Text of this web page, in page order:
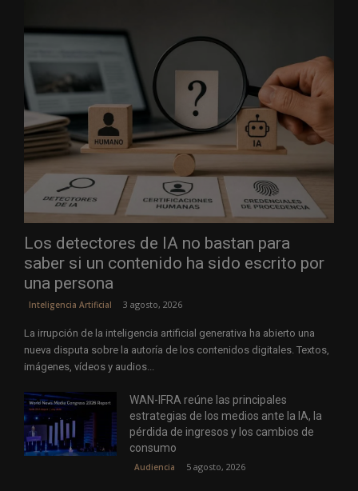
Los detectores de IA no bastan para
saber si un contenido ha sido escrito por
una persona
Inteligencia Artificial 3 agosto, 2026
La irrupción de la inteligencia artificial generativa ha abierto una
nueva disputa sobre la autoría de los contenidos digitales. Textos,
imágenes, vídeos y audios...
WAN-IFRA reúne las principales
estrategias de los medios ante la IA, la
pérdida de ingresos y los cambios de
consumo
Audiencia 5 agosto, 2026